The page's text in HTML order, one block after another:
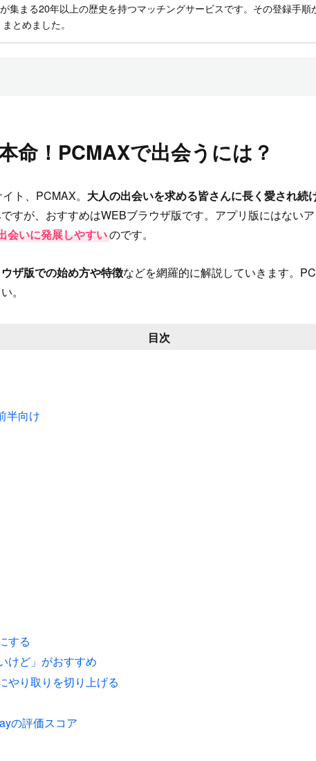
集まる20年以上の歴史を持つマッチングサービスです。その登録手
とめました。
命！ PCMAXで出会うには？
ト、PCMAX。 大人の出会いを求める皆さんに長く愛され続
すが、おすすめはWEBブラウザ版です。アプリ版にはないア
会いに発展しやすいのです。
ザ版での始め方や特徴などを網羅的に解説していきます。
。
目次
半向け
する
けど」がおすすめ
やり取りを切り上げる
の評価スコア